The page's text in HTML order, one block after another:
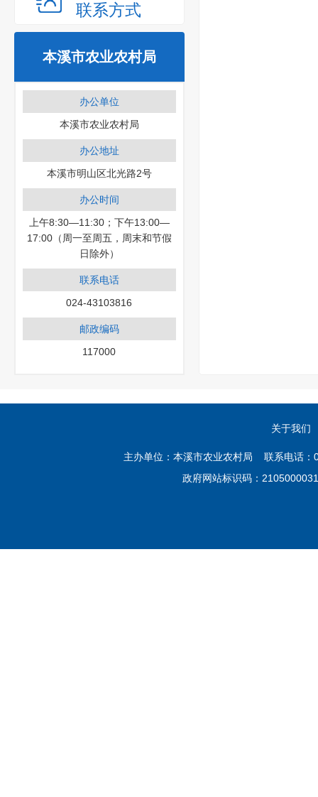
联系方式
本溪市农业农村局
办公单位
本溪市农业农村局
办公地址
本溪市明山区北光路2号
办公时间
上午8:30—11:30；下午13:00—
17:00（周一至周五，周末和节假
日除外）
联系电话
024-43103816
邮政编码
117000
关于我们
主办单位：本溪市农业农村局 联系电话
政府网站标识码：